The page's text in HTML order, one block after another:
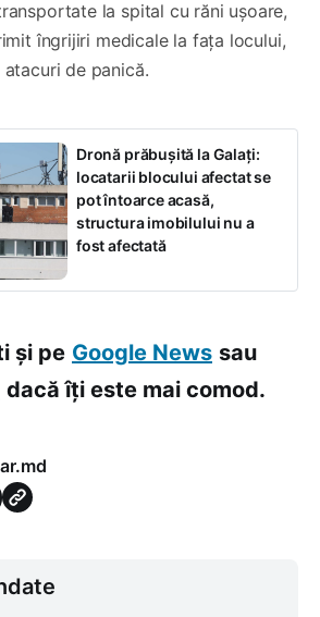
la spital cu răni ușoare,
îngrijiri medicale la fața locului,
de panică.
Dronă prăbușită la Galați:
locatarii blocului afectat se
pot întoarce acasă,
structura imobilului nu a
fost afectată
și pe Google News sau
dacă îți este mai comod.